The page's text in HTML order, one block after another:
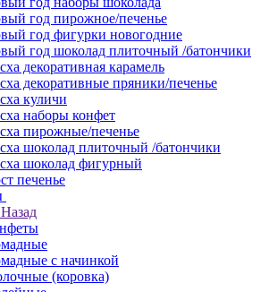
год пирожное/печенье
год фигурки новогодние
год шоколад плиточный /батончики
декоративная карамель
декоративные пряники/печенье
куличи
наборы конфет
пирожные/печенье
шоколад плиточный /батончики
шоколад фигурный
печенье
Назад
с начинкой
(коровка)